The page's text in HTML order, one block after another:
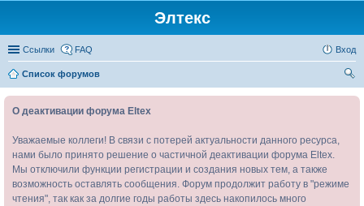
Элтекс
Ссылки FAQ Вход
Список форумов
О деактивации форума Eltex
Уважаемые коллеги! В связи с потерей актуальности данного ресурса,
нами было принято решение о частичной деактивации форума Eltex.
Мы отключили функции регистрации и создания новых тем, а также
возможность оставлять сообщения. Форум продолжит работу в "режиме
чтения", так как за долгие годы работы здесь накопилось много